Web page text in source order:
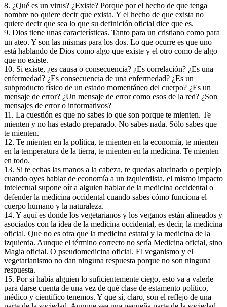
8. ¿Qué es un virus? ¿Existe? Porque por el hecho de que tenga
nombre no quiere decir que exista. Y el hecho de que exista no
quiere decir que sea lo que su definición oficial dice que es.
9. Dios tiene unas características. Tanto para un cristiano como para
un ateo. Y son las mismas para los dos. Lo que ocurre es que uno
está hablando de Dios como algo que existe y el otro como de algo
que no existe.
10. Si existe, ¿es causa o consecuencia? ¿Es correlación? ¿Es una
enfermedad? ¿Es consecuencia de una enfermedad? ¿Es un
subproducto físico de un estado momentáneo del cuerpo? ¿Es un
mensaje de error? ¿Un mensaje de error como esos de la red? ¿Son
mensajes de error o informativos?
11. La cuestión es que no sabes lo que son porque te mienten. Te
mienten y no has estado preparado. No sabes nada. Sólo sabes que
te mienten.
12. Te mienten en la política, te mienten en la economía, te mienten
en la temperatura de la tierra, te mienten en la medicina. Te mienten
en todo.
13. Si te echas las manos a la cabeza, te quedas alucinado o perplejo
cuando oyes hablar de economía a un izquierdista, el mismo impacto
intelectual supone oír a alguien hablar de la medicina occidental o
defender la medicina occidental cuando sabes cómo funciona el
cuerpo humano y la naturaleza.
14. Y aquí es donde los vegetarianos y los veganos están alineados y
asociados con la idea de la medicina occidental, es decir, la medicina
oficial. Que no es otra que la medicina estatal y la medicina de la
izquierda. Aunque el término correcto no sería Medicina oficial, sino
Magia oficial. O pseudomedicina oficial. El veganismo y el
vegetarianismo no dan ninguna respuesta porque no son ninguna
respuesta.
15. Por si había alguien lo suficientemente ciego, esto va a valerle
para darse cuenta de una vez de qué clase de estamento político,
médico y científico tenemos. Y que sí, claro, son el reflejo de una